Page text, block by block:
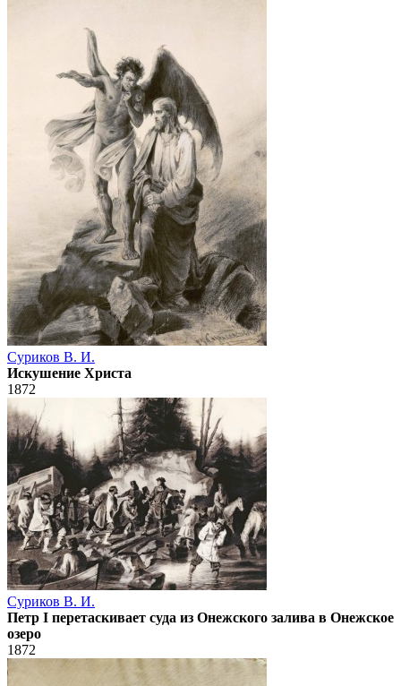
Суриков В. И.
Искушение Христа
1872
Суриков В. И.
Петр I перетаскивает суда из Онежского залива в Онежское
озеро
1872